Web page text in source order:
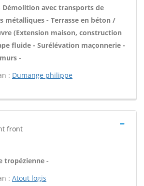
Démolition avec transports de
métalliques - Terrasse en béton /
(Extension maison, construction
fluide - Surélévation maçonnerie -
-
: Dumange philippe
front
tropézienne -
: Atout logis